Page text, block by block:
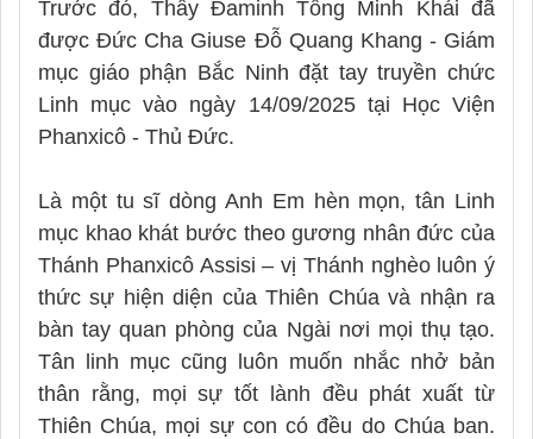
Trước đó, Thầy Đaminh Tống Minh Khái đã
được Đức Cha Giuse Đỗ Quang Khang - Giám
mục giáo phận Bắc Ninh đặt tay truyền chức
Linh mục vào ngày 14/09/2025 tại Học Viện
Phanxicô - Thủ Đức.
Là một tu sĩ dòng Anh Em hèn mọn, tân Linh
mục khao khát bước theo gương nhân đức của
Thánh Phanxicô Assisi – vị Thánh nghèo luôn ý
thức sự hiện diện của Thiên Chúa và nhận ra
bàn tay quan phòng của Ngài nơi mọi thụ tạo.
Tân linh mục cũng luôn muốn nhắc nhở bản
thân rằng, mọi sự tốt lành đều phát xuất từ
Thiên Chúa, mọi sự con có đều do Chúa ban.